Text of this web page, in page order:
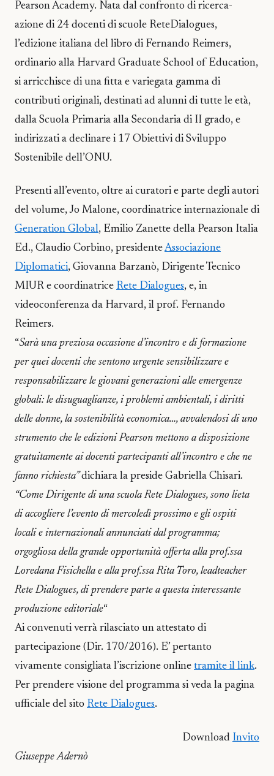
Pearson Academy. Nata dal confronto di ricerca-
azione di 24 docenti di scuole ReteDialogues,
l’edizione italiana del libro di Fernando Reimers,
ordinario alla Harvard Graduate School of Education,
si arricchisce di una fitta e variegata gamma di
contributi originali, destinati ad alunni di tutte le età,
dalla Scuola Primaria alla Secondaria di II grado, e
indirizzati a declinare i 17 Obiettivi di Sviluppo
Sostenibile dell’ONU.
Presenti all’evento, oltre ai curatori e parte degli autori
del volume, Jo Malone, coordinatrice internazionale di
Generation Global, Emilio Zanette della Pearson Italia
Ed., Claudio Corbino, presidenteAssociazione
Diplomatici, Giovanna Barzanò, Dirigente Tecnico
MIUR e coordinatrice Rete Dialogues, e, in
videoconferenza da Harvard, il prof. Fernando
Reimers.
“Sarà una preziosa occasione d’incontro e di formazione
per quei docenti che sentono urgente sensibilizzare e
responsabilizzare le giovani generazioni alle emergenze
globali: le disuguaglianze, i problemi ambientali, i diritti
delle donne, la sostenibilità economica…, avvalendosi di uno
strumento che le edizioni Pearson mettono a disposizione
gratuitamente ai docenti partecipanti all’incontro e che ne
fanno richiesta”dichiara la preside Gabriella Chisari.
“Come Dirigente di una scuola Rete Dialogues, sono lieta
di accogliere l’evento di mercoledì prossimo e gli ospiti
locali e internazionali annunciati dal programma;
orgogliosa della grande opportunità offerta alla prof.ssa
Loredana Fisichella e alla prof.ssa Rita Toro, leadteacher
Rete Dialogues, di prendere parte a questa interessante
produzione editoriale“
Ai convenuti verrà rilasciato un attestato di
partecipazione (Dir. 170/2016). E’ pertanto
vivamente consigliata l’iscrizione online tramite il link.
Per prendere visione del programma si veda la pagina
ufficiale del sito Rete Dialogues.
Download Invito
Giuseppe Adernò